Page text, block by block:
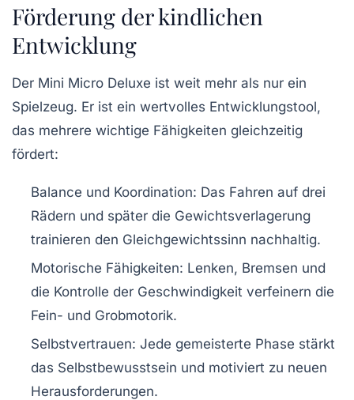
Förderung der kindlichen
Entwicklung
Der Mini Micro Deluxe ist weit mehr als nur ein
Spielzeug. Er ist ein wertvolles Entwicklungstool,
das mehrere wichtige Fähigkeiten gleichzeitig
fördert:
Balance und Koordination: Das Fahren auf drei
Rädern und später die Gewichtsverlagerung
trainieren den Gleichgewichtssinn nachhaltig.
Motorische Fähigkeiten: Lenken, Bremsen und
die Kontrolle der Geschwindigkeit verfeinern die
Fein- und Grobmotorik.
Selbstvertrauen: Jede gemeisterte Phase stärkt
das Selbstbewusstsein und motiviert zu neuen
Herausforderungen.